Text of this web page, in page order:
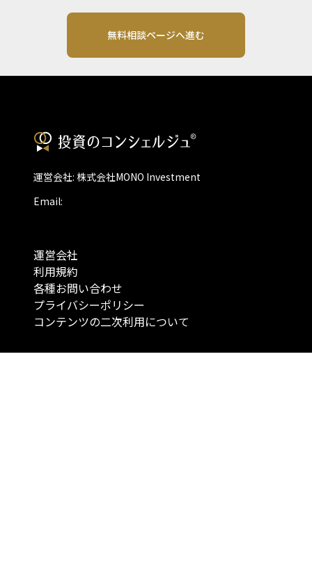
無料相談ページへ進む
運営会社: 株式会社MONO Investment
Email:
運営会社
利用規約
各種お問い合わせ
プライバシーポリシー
コンテンツの二次利用について